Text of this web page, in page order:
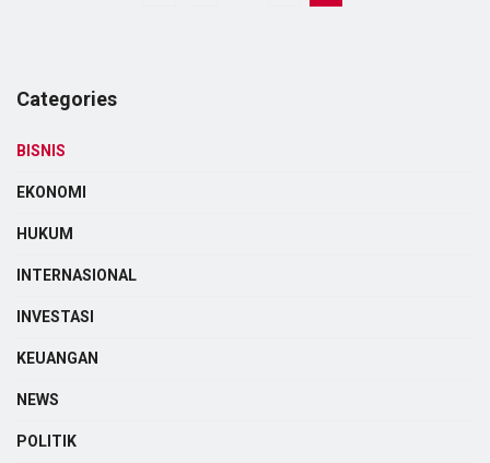
Categories
BISNIS
EKONOMI
HUKUM
INTERNASIONAL
INVESTASI
KEUANGAN
NEWS
POLITIK